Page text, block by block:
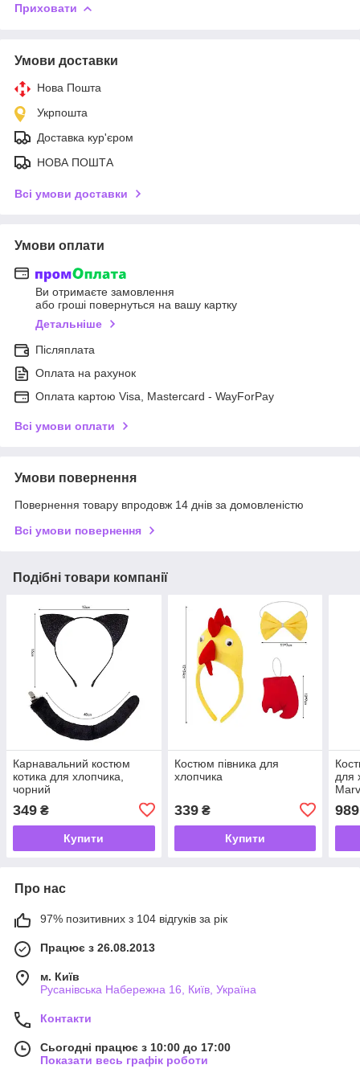
Приховати
Умови доставки
Нова Пошта
Укрпошта
Доставка кур'єром
НОВА ПОШТА
Всі умови доставки
Умови оплати
Ви отримаєте замовлення
або гроші повернуться на вашу картку
Детальніше
Післяплата
Оплата на рахунок
Оплата картою Visa, Mastercard - WayForPay
Всі умови оплати
Умови повернення
Повернення товару впродовж 14 днів за домовленістю
Всі умови повернення
Подібні товари компанії
Карнавальний костюм
котика для хлопчика,
чорний
349 ₴
Купити
Костюм півника для
хлопчика
339₴
Купити
для
989
Про нас
97% позитивних з 104 відгуків за рік
Працює з 26.08.2013
м. Київ
Русанівська Набережна 16, Київ, Україна
Контакти
Сьогодні працює з 10:00 до 17:00
Показати весь графік роботи